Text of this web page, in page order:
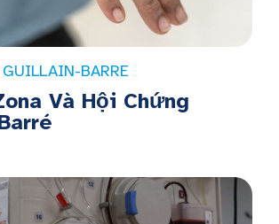
BARRE
Và Hội Chứng